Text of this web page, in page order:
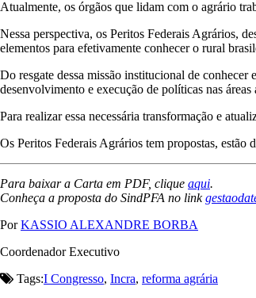
Atualmente, os órgãos que lidam com o agrário
Nessa perspectiva, os Peritos Federais Agrários,
elementos para efetivamente conhecer o rural
Do resgate dessa missão institucional de
desenvolvimento e execução de políticas nas
Para realizar essa necessária transformação e
Os Peritos Federais Agrários tem propostas, estão
Para baixar a Carta em PDF, clique aqui.
Conheça a proposta do SindPFA no link
PorKASSIO ALEXANDRE BORBA
Coordenador Executivo
Tags:I Congresso, Incra, reforma agrária